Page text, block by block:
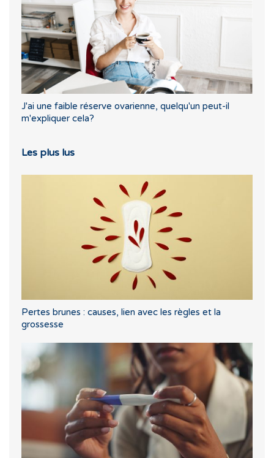
J'ai une faible réserve ovarienne, quelqu'un peut-il
m'expliquer cela?
Les plus lus
Pertes brunes : causes, lien avec les règles et la
grossesse